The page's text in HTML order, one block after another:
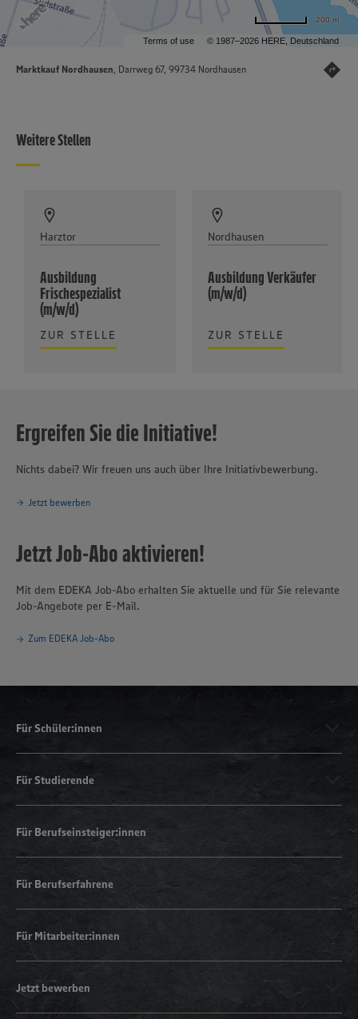
Terms of use © 1987–2026 HERE, Deutschland
200 m
Marktkauf Nordhausen, Darrweg 67, 99734 Nordhausen
Weitere Stellen
Harztor
Ausbildung
Frischespezialist
(m/w/d)
ZUR STELLE
Nordhausen
Ausbildung Verkäufer
(m/w/d)
ZUR STELLE
Ergreifen Sie die Initiative!
Nichts dabei? Wir freuen uns auch über Ihre Initiativbewerbung.
Jetzt bewerben
Jetzt Job-Abo aktivieren!
Mit dem EDEKA Job-Abo erhalten Sie aktuelle und für Sie relevante
Job-Angebote per E-Mail.
Zum EDEKA Job-Abo
Für Schüler:innen
Für Studierende
Für Berufseinsteiger:innen
Für Berufserfahrene
Für Mitarbeiter:innen
Jetzt bewerben